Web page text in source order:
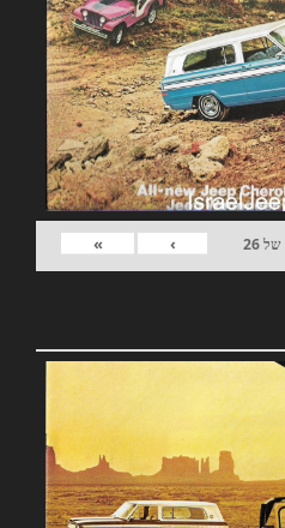
של26
›
»